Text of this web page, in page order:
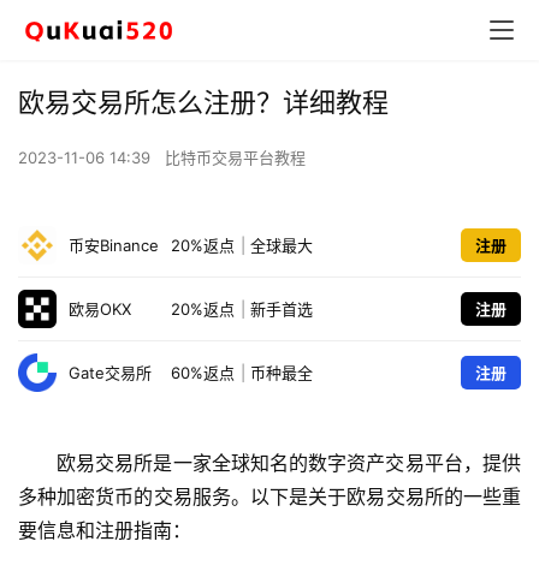
欧易交易所怎么注册？详细教程
2023-11-06 14:39 比特币交易平台教程
币安Binance 20%返点 全球最大 注册
欧易OKX 20%返点 新手首选 注册
Gate交易所 60%返点 币种最全 注册
欧易交易所是一家全球知名的数字资产交易平台，提供
多种加密货币的交易服务。以下是关于欧易交易所的一些重
要信息和注册指南：